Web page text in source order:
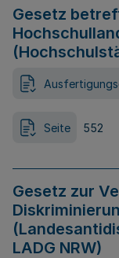
Gesetz
Seite 552
Gesetz zur
LADG NRW)